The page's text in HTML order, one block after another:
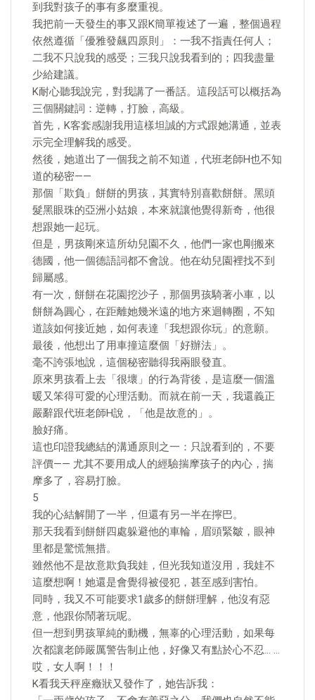
到我對孩子的事有多麼重視。
我把前一天發生的事又跟K簡單複述了一遍，整個過程
依然遵循「優雅發飆四原則」：一我不指責任何人；
二我不只說我的感受；三我只說我看到的；四我盡量
少給建議。
K耐心聽我說完，對我講了一番話。這段話可以概括為
三個關鍵詞：逆轉，打臉，高級。
首先，K客套感謝我用這樣坦誠的方式跟她溝通，並表
示完全理解我的感受。
然後，她道出了一個我之前不知道，代班老師H也不知
道的秘密——
那個「欺負」餅餅的男孩，其實特別喜歡餅餅。黑頭
髮黑眼珠的亞洲小姑娘，本來就讓他覺得新奇，他很
想跟她一起玩。
但是，男孩剛來這所幼兒園不久，他們一家也剛搬來
德國，他一個德語詞都不會說。他在幼兒園裡找不到
歸屬感。
有一次，餅餅在花園挖沙子，那個男孩騎著小車，以
餅餅為圓心，在距離她幾米遠的地方來迴轉圈，不知
道該如何接近她，如何表達「我想跟你玩」的意願。
最後，他想出了用車撞這麼個「好辦法」。
毫不誇張地說，這個秘密聽得我兩眼發直。
原來男孩看上去「很壞」的行為背後，是這麼一個溫
暖又笨得可愛的心理活動。而就在前一天，我還義正
嚴辭跟代班老師H說，「他是故意的」。
臉好痛。
這也印證我總結的溝通原則之一：只說看到的，不要
評價—— 尤其不要用成人的經驗揣摩孩子的內心，揣
摩多了，容易打臉。
5
我的心結解開了一半，但還有另一半在擰巴。
那天我看到餅餅四處躲避他的車輪，眉頭緊皺，眼神
里都是驚慌無措。
雖然他不是故意欺負我娃，但光我知道沒用，我娃不
這麼想啊！她還是會覺得被侵犯，甚至感到害怕。
同時，我又不可能要求1歲多的餅餅理解，他沒有惡
意，他跟你鬧著玩呢。
但一想到男孩單純的動機，無辜的心理活動，如果每
次都讓老師嚴厲警告制止他，好像又有點於心不忍… …
哎，女人啊！！！
K看我天秤座癥狀又發作了，她告訴我：